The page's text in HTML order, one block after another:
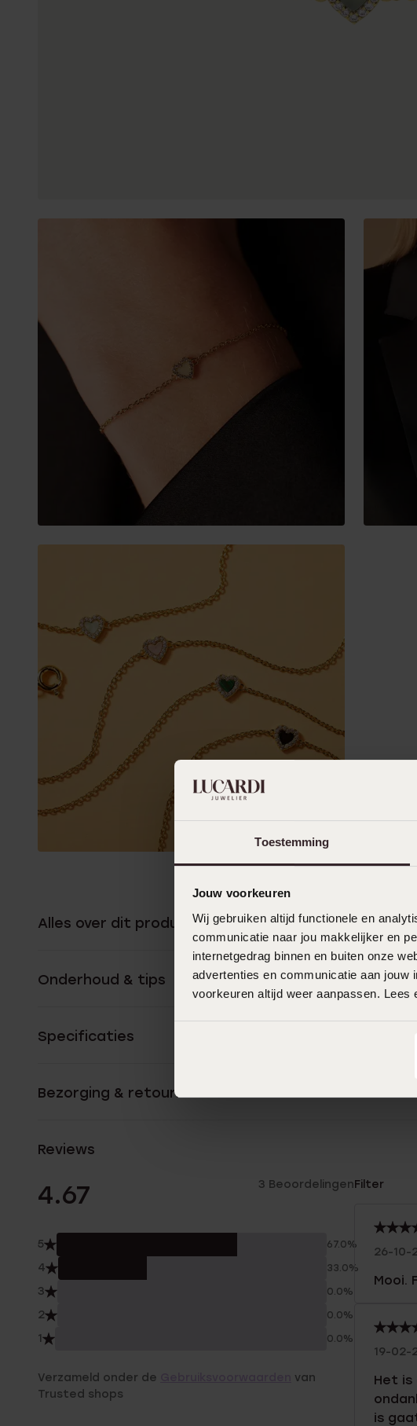
Toestemming
Jouw voorkeuren
Wij gebruiken altijd functionele en
communicatie naar jou makkelijker en
internetgedrag binnen en buiten onze
advertenties en communicatie aan jouw
voorkeuren altijd weer aanpassen. Lees
Alles over dit product
Onderhoud & tips
Specificaties
Bezorging & retourneren
Reviews
4.67 3 Beoordelingen
5 67.0%
4 33.0%
3 0.0%
2 0.0%
1 0.0%
Verzameld onder de
van
Trusted shops
Filter
26-10-
Mooi.
19-02-
Het is
is